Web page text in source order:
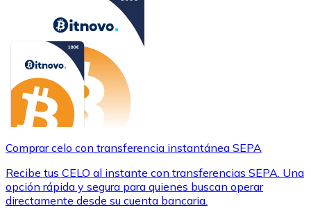
Comprar celo con transferencia instantánea SEPA
Recibe tus CELO al instante con transferencias SEPA. Una
opción rápida y segura para quienes buscan operar
directamente desde su cuenta bancaria.